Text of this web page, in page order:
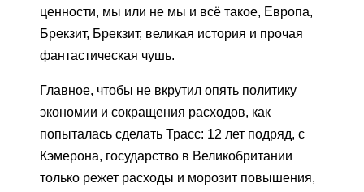
ценности, мы или не мы и всё такое, Европа,
Брекзит, Брекзит, великая история и прочая
фантастическая чушь.
Главное, чтобы не вкрутил опять политику
экономии и сокращения расходов, как
попыталась сделать Трасс: 12 лет подряд, с
Кэмерона, государство в Великобритании
только режет расходы и морозит повышения,